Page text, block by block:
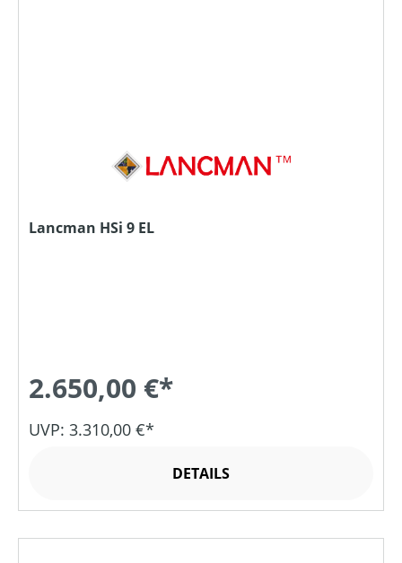
Lancman HSi 9 EL
2.650,00 €*
UVP: 3.310,00 €*
DETAILS